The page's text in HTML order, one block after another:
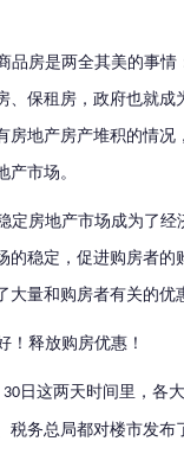
品房是两全其美的事情
、保租房，政府也就成
房地产房产堆积的情况
产市场。
定房地产市场成为了经
的稳定，促进购房者的
大量和购房者有关的优
！释放购房优惠！
30 日这两天时间里，各
税务总局都对楼市发布